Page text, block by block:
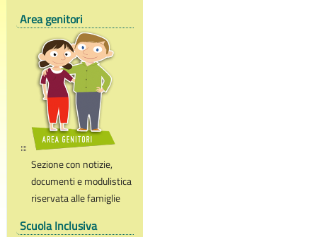
Area genitori
Sezione con notizie,
documenti e modulistica
riservata alle famiglie
Scuola Inclusiva